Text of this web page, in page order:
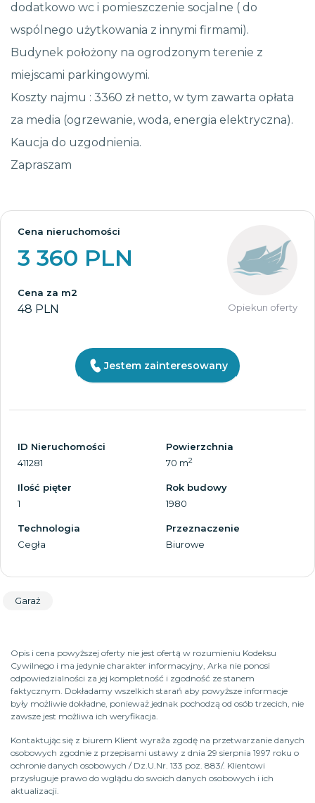
dodatkowo wc i pomieszczenie socjalne ( do
wspólnego użytkowania z innymi firmami).
Budynek położony na ogrodzonym terenie z
miejscami parkingowymi.
Koszty najmu : 3360 zł netto, w tym zawarta opłata
za media (ogrzewanie, woda, energia elektryczna).
Kaucja do uzgodnienia.
Zapraszam
Cena nieruchomości
3 360 PLN
Cena za m2
48 PLN Opiekun oferty
Jestem zainteresowany
ID Nieruchomości
411281
Powierzchnia
70 m2
Ilość pięter
1
Rok budowy
1980
Technologia
Cegła
Przeznaczenie
Biurowe
Garaż
Opis i cena powyższej oferty nie jest ofertą w rozumieniu Kodeksu
Cywilnego i ma jedynie charakter informacyjny, Arka nie ponosi
odpowiedzialności za jej kompletność i zgodność ze stanem
faktycznym. Dokładamy wszelkich starań aby powyższe informacje
były możliwie dokładne, ponieważ jednak pochodzą od osób trzecich, nie
zawsze jest możliwa ich weryfikacja.
Kontaktując się z biurem Klient wyraża zgodę na przetwarzanie danych
osobowych zgodnie z przepisami ustawy z dnia 29 sierpnia 1997 roku o
ochronie danych osobowych / Dz.U.Nr. 133 poz. 883/. Klientowi
przysługuje prawo do wglądu do swoich danych osobowych i ich
aktualizacji.